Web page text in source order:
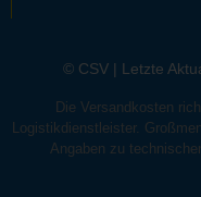
© CSV | Letzte
Die Versandkosten
Logistikdienstleister.
Angaben zu